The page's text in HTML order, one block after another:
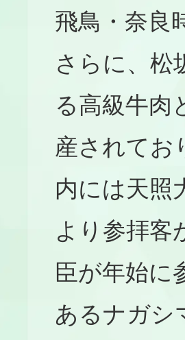
飛鳥・奈良
さらに、松
る高級牛肉
産されてお
内には天照
より参拝客
臣が年始に
あるナガシ